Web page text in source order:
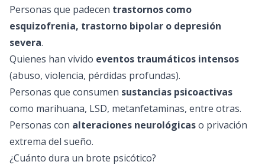
Personas que padecen trastornos como
esquizofrenia, trastorno bipolar o depresión
severa.
Quienes han vivido eventos traumáticos intensos
(abuso, violencia, pérdidas profundas).
Personas que consumen sustancias psicoactivas
como marihuana, LSD, metanfetaminas, entre otras.
Personas con alteraciones neurológicaso privación
extrema del sueño.
¿Cuánto dura un brote psicótico?